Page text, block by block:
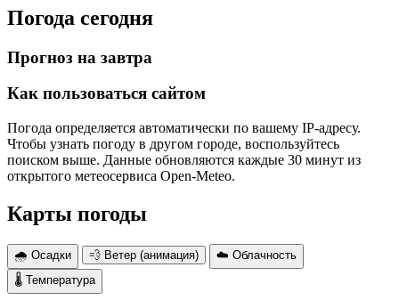
Погода сегодня
Прогноз на завтра
Как пользоваться сайтом
Погода определяется автоматически по вашему IP-адресу.
Чтобы узнать погоду в другом городе, воспользуйтесь
поиском выше. Данные обновляются каждые 30 минут из
открытого метеосервиса Open-Meteo.
Карты погоды
🌧 Осадки 💨 Ветер (анимация)
☁️ Облачность
🌡 Температура